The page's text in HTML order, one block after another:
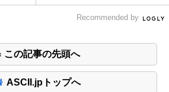
Recommended by
この記事の先頭へ
ASCII.jpトップへ